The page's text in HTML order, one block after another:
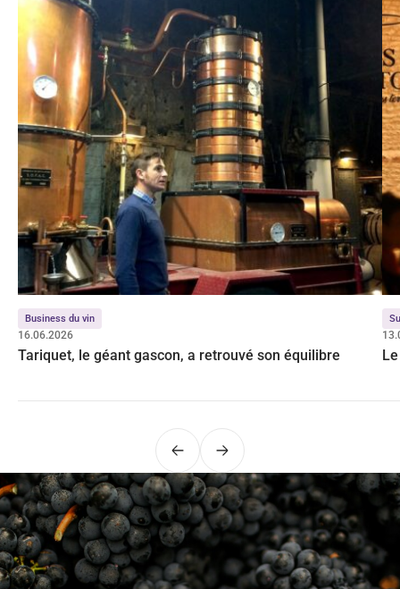
Business du vin
16.06.2026
Tariquet, le géant gascon, a retrouvé son équilibre
PrécédentSuivant